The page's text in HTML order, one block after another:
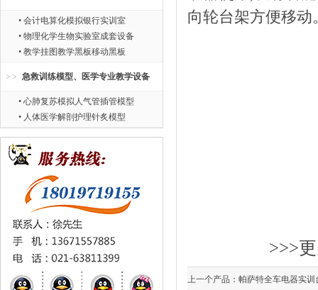
• 会计电算化模拟银行实训室
• 物理化学生物实验室成套设备
• 教学挂图教学黑板移动黑板
急救训练模型、医学专业教学设备
• 心肺复苏模拟人气管插管模型
• 人体医学解剖护理针炙模型
向轮台架方便移动
>>>
上一个产品： 帕萨特全车电器实训